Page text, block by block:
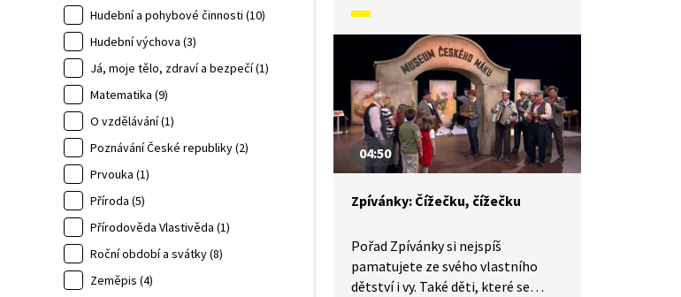
Hudební a pohybové činnosti (10)
Hudební výchova (3)
Já, moje tělo, zdraví a bezpečí (1)
Matematika (9)
O vzdělávání (1)
Poznávání České republiky (2)
Prvouka (1)
Příroda (5)
Přírodověda Vlastivěda (1)
Roční období a svátky (8)
Zeměpis (4)
písněmi, zvyky, tradicemi
a způsobem života, který naši
předkové žili. V krátkých příbězích
představíme písničky i dobový
kontext, ve kterém vznikly.
V tomto díle se naučíme píseň: A já
tě nechci.
04:50
Zpívánky: Čížečku, čížečku
Pořad Zpívánky si nejspíš
pamatujete ze svého vlastního
dětství i vy. Také děti, které se